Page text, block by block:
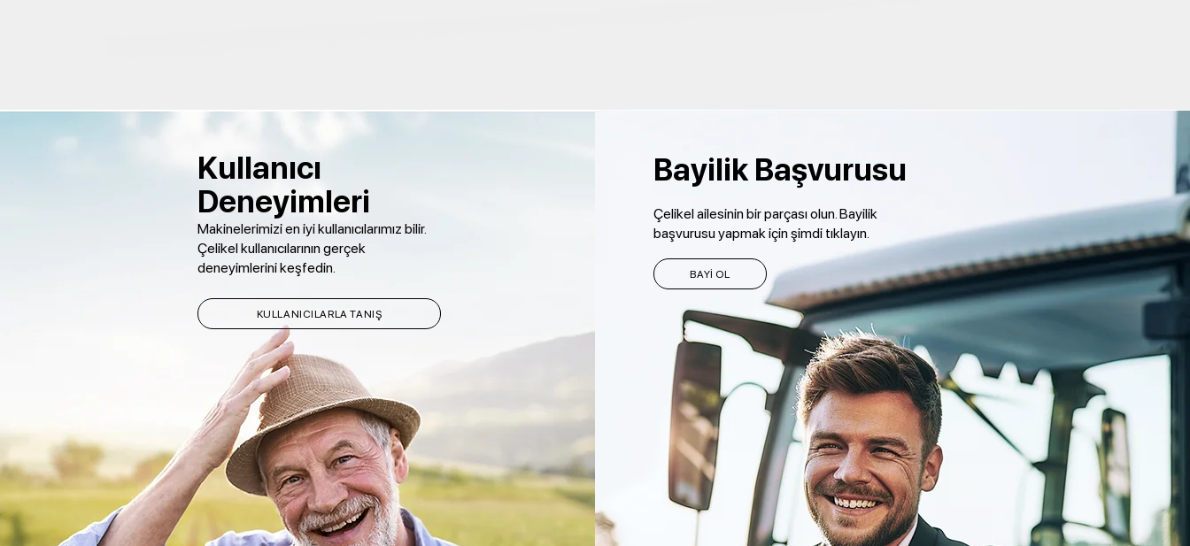
Kullanıcı
Deneyimleri
Makinelerimizi en iyi kullanıcılarımız bilir.
Çelikel kullanıcılarının gerçek
deneyimlerini keşfedin.
KULLANICILARLA TANIŞ
Bayilik Başvurusu
Çelikel ailesinin bir parçası olun. Bayilik
başvurusu yapmak için şimdi tıklayın.
BAYİ OL